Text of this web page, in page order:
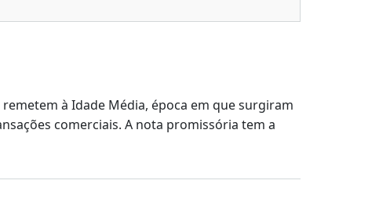
à Idade Média, época em que surgiram
comerciais. A nota promissória tem a